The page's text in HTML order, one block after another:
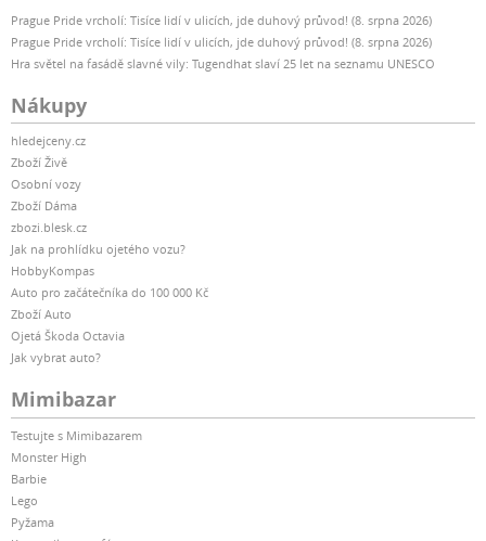
Prague Pride vrcholí: Tisíce lidí v ulicích, jde duhový průvod! (8. srpna 2026)
Prague Pride vrcholí: Tisíce lidí v ulicích, jde duhový průvod! (8. srpna 2026)
Hra světel na fasádě slavné vily: Tugendhat slaví 25 let na seznamu UNESCO
Nákupy
hledejceny.cz
Zboží Živě
Osobní vozy
Zboží Dáma
zbozi.blesk.cz
Jak na prohlídku ojetého vozu?
HobbyKompas
Auto pro začátečníka do 100 000 Kč
Zboží Auto
Ojetá Škoda Octavia
Jak vybrat auto?
Mimibazar
Testujte s Mimibazarem
Monster High
Barbie
Lego
Pyžama